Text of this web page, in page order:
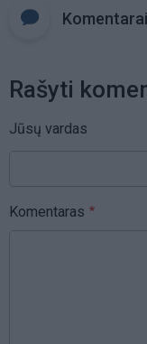
Komentarai
Rašyti
Jūsų vardas
Komentaras